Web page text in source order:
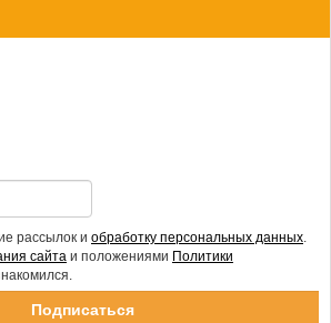
рассылок и обработку персональных данных
сайта и положениями Политики